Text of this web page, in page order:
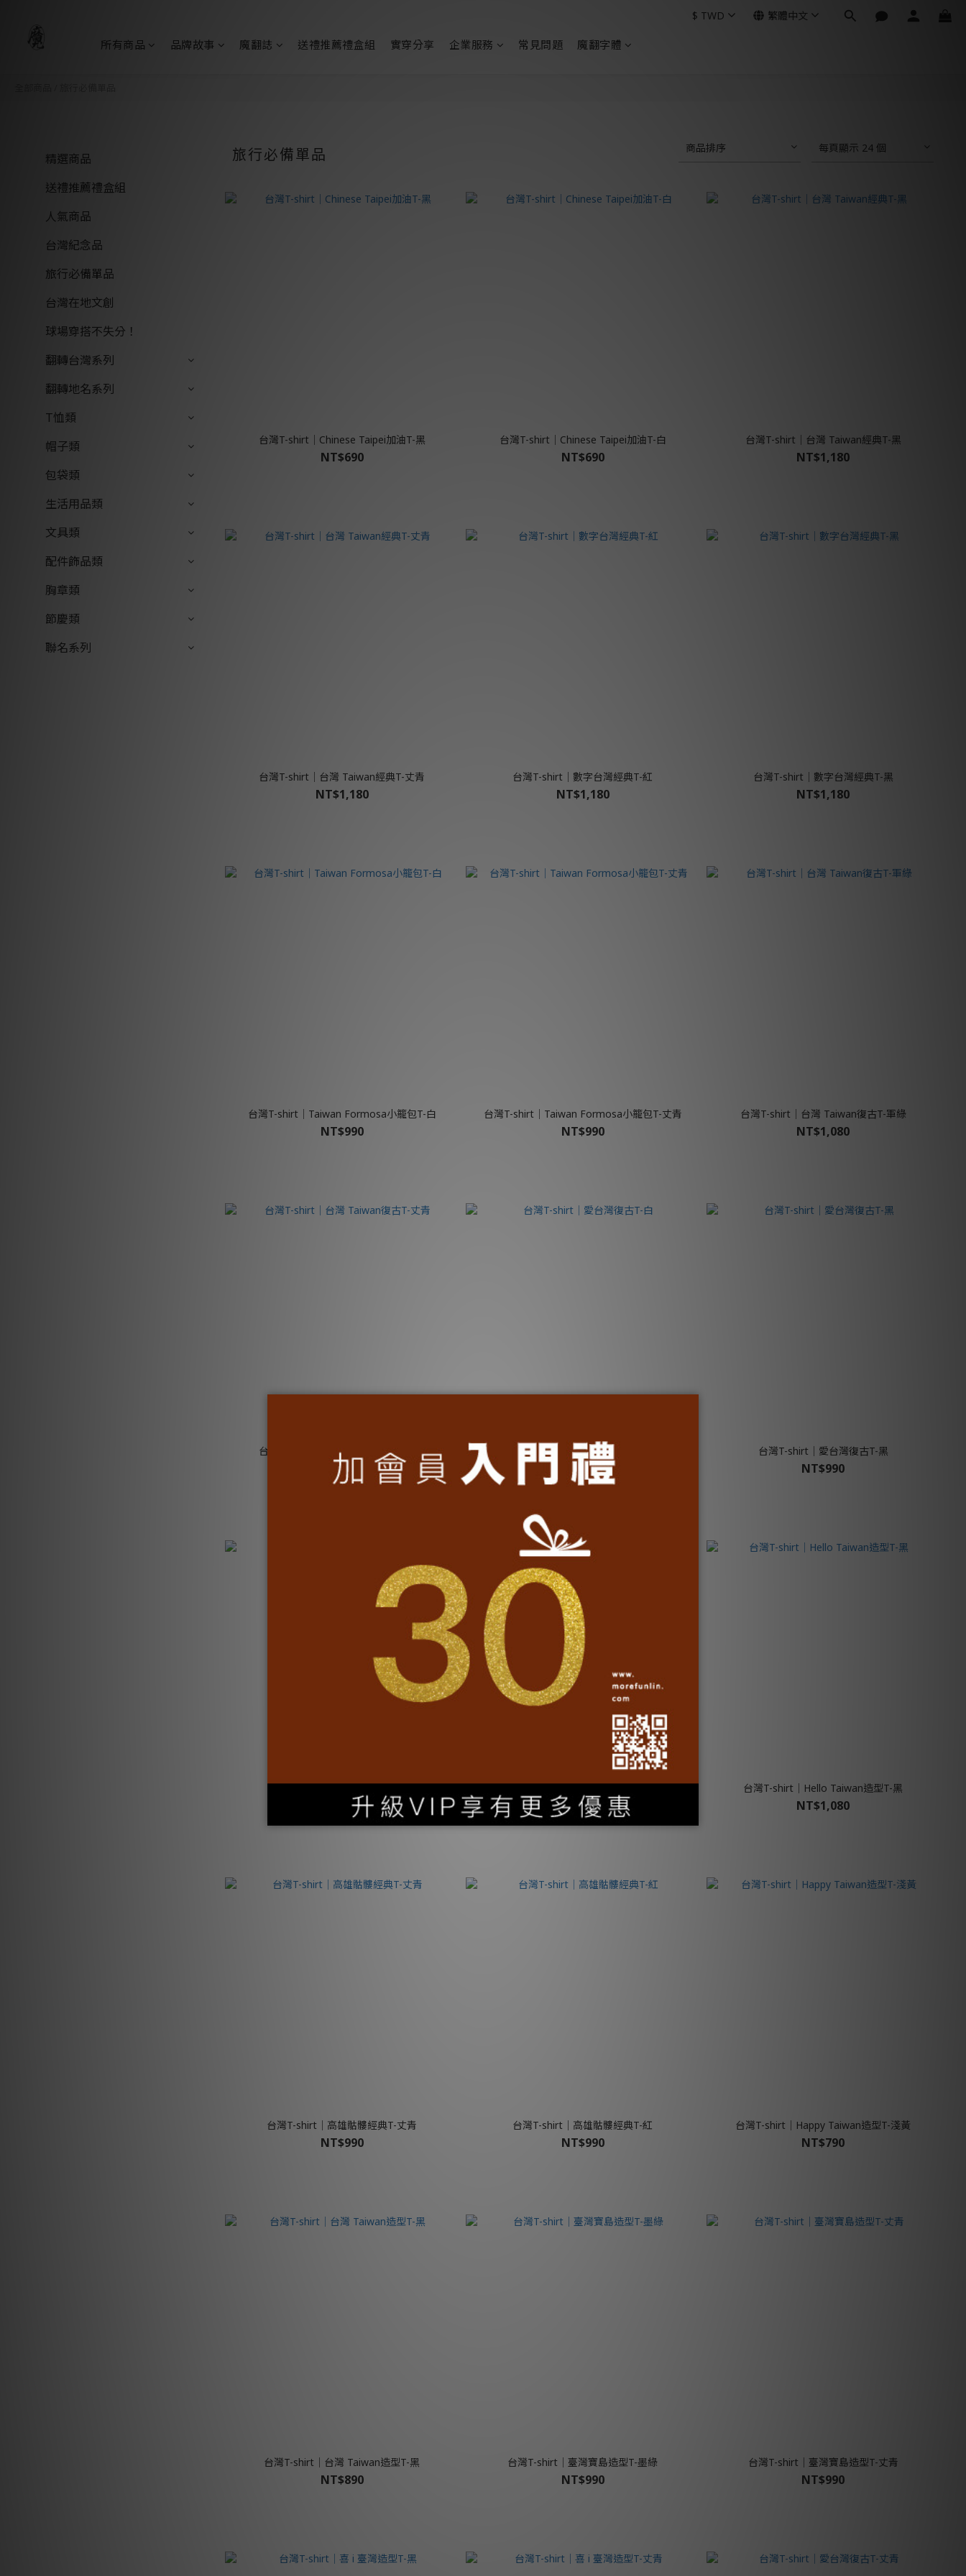
所有商品 品牌故事 魔翻誌 送禮推薦禮盒組 實穿分享 企業服務 常見問題 魔翻字體
$ TWD 繁體中文
精選商品
送禮推薦禮盒組
人氣商品
台灣紀念品
旅行必備單品
台灣在地文創
球場穿搭不失分！
翻轉台灣系列
翻轉地名系列
T恤類
帽子類
包袋類
生活用品類
文具類
配件飾品類
胸章類
節慶類
聯名系列
旅行必備單品 商品排序 每頁顯示 24 個
台灣T-shirt│Chinese Taipei加油T-黑
NT$690
台灣T-shirt│Chinese Taipei加油T-白
NT$690
台灣T-shirt│台灣 Taiwan經典T-黑
NT$1,180
台灣T-shirt│台灣 Taiwan經典T-丈青
NT$1,180
台灣T-shirt│數字台灣經典T-紅
NT$1,180
台灣T-shirt│數字台灣經典T-黑
NT$1,180
台灣T-shirt│Taiwan Formosa小籠包T-白
NT$990
台灣T-shirt│Taiwan Formosa小籠包T-丈青
NT$990
台灣T-shirt│台灣 Taiwan復古T-軍綠
NT$1,080
台灣T-shirt│台灣 Taiwan復古T-丈青
NT$1,080
台灣T-shirt│愛台灣復古T-白
NT$990
台灣T-shirt│愛台灣復古T-黑
NT$990
台灣T-shirt│數字台灣復古T-黑
NT$1,080
台灣T-shirt│Hello Taiwan造型T-軍綠
NT$1,080
台灣T-shirt│Hello Taiwan造型T-黑
NT$1,080
台灣T-shirt│高雄骷髏經典T-丈青
NT$990
台灣T-shirt│高雄骷髏經典T-紅
NT$990
台灣T-shirt│Happy Taiwan造型T-淺黃
NT$790
台灣T-shirt│台灣 Taiwan造型T-黑
NT$890
台灣T-shirt│臺灣寶島造型T-墨綠
NT$990
台灣T-shirt│臺灣寶島造型T-丈青
NT$990